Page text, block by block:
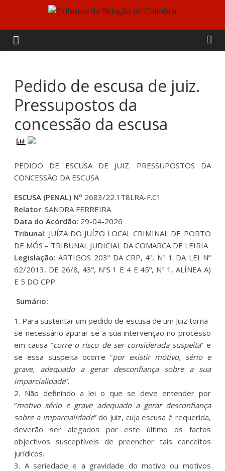
content
Tribunal
da
Relação
de
Coimbra
Pedido de escusa de juiz.
Pressupostos da
concessão da escusa
PEDIDO DE ESCUSA DE JUIZ. PRESSUPOSTOS DA
CONCESSÃO DA ESCUSA
ESCUSA (PENAL) Nº 2683/22.1T8LRA-F.C1
Relator: SANDRA FERREIRA
Data do Acórdão: 29-04-2026
Tribunal: JUÍZA DO JUÍZO LOCAL CRIMINAL DE PORTO
DE MÓS – TRIBUNAL JUDICIAL DA COMARCA DE LEIRIA
Legislação: ARTIGOS 203º DA CRP, 4º, Nº 1 DA LEI Nº
62/2013, DE 26/8, 43º, NºS 1 E 4 E 45º, Nº 1, ALÍNEA A)
E 5 DO CPP.
Sumário:
1. Para sustentar um pedido de escusa de um Juiz torna-
se necessário apurar se a sua intervenção no processo
em causa “corre o risco de ser considerada suspeita” e
se essa suspeita ocorre “por existir motivo, sério e
grave, adequado a gerar desconfiança sobre a sua
imparcialidade”.
2. Não definindo a lei o que se deve entender por
“motivo sério e grave adequado a gerar desconfiança
sobre a imparcialidade” do juiz, cuja escusa é requerida,
deverão ser alegados por este último os factos
objectivos susceptíveis de preencher tais conceitos
jurídicos.
3. A seriedade e a gravidade do motivo ou motivos